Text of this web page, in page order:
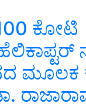
ಕೋಟಿ
ಮೂಲಕ